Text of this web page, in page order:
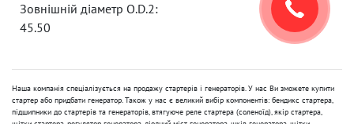
Зовнішній діаметр O.D.2:
45.50
Наша компанія спеціалізується на продажу стартерів і генераторів. У нас Ви зможете купити
стартер або придбати генератор. Також у нас є великий вибір компонентів: бендикс стартера,
підшипники до стартерів та генераторів, втягуюче реле стартера (соленоїд), якір стартера,